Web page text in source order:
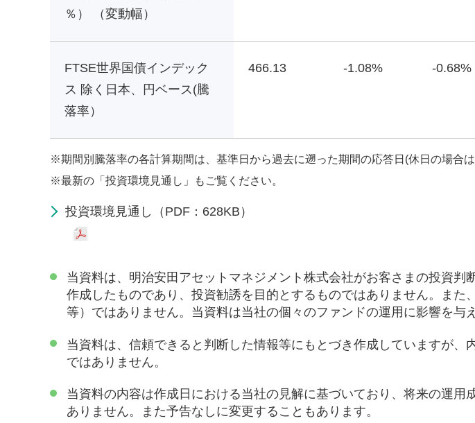
％） （変動幅）
FTSE世界国債インデック
ス 除く日本、円ベース(騰
落率）
466.13 -1.08% -0.68%
※期間別騰落率の各計算期間は、基準日から過去に遡った期間の応答日(休日の場合
※最新の「投資環境見通し」もご覧ください。
投資環境見通し（PDF：628KB）
当資料は、明治安田アセットマネジメント株式会社がお客さまの投資判
作成したものであり、投資勧誘を目的とするものではありません。また
等）ではありません。当資料は当社の個々のファンドの運用に影響を与
当資料は、信頼できると判断した情報等にもとづき作成していますが、
ではありません。
当資料の内容は作成日における当社の見解に基づいており、将来の運用
ありません。また予告なしに変更することもあります。